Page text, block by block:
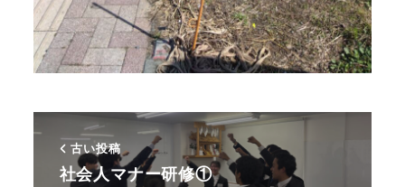
古い投稿
社会人マナー研修①